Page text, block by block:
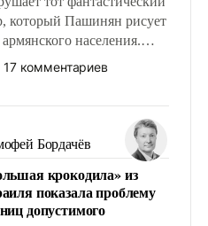
который Пашинян рисует
армянского населения.
будут безусловно
и где
за свои поступки не
отвечать.
17 комментариев
Бордачёв
крокодила» из
показала проблему
допустимого